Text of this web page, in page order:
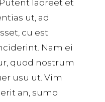
laoreet et
ut, ad
cu est
Nam ei
quod nostrum
usu ut. Vim
an, sumo